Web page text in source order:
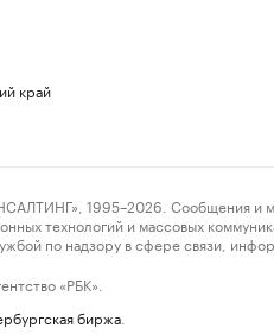
край
1995–2026. Сообщения и
технологий и массовых
по надзору в сфере связи,
«РБК».
биржа